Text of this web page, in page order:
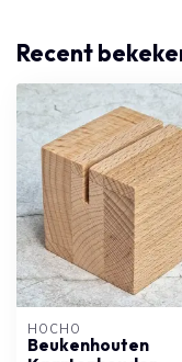
Recent
HOCHO
Beukenhouten